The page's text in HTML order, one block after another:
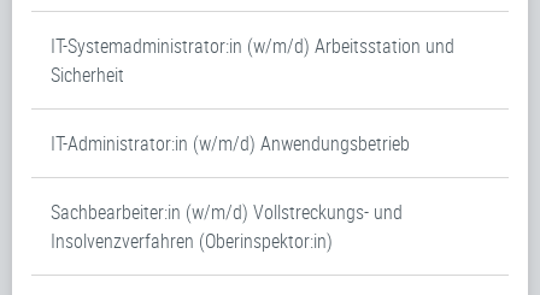
IT-Systemadministrator:in (w/m/d) Arbeitsstation und
Sicherheit
IT-Administrator:in (w/m/d) Anwendungsbetrieb
Sachbearbeiter:in (w/m/d) Vollstreckungs- und
Insolvenzverfahren (Oberinspektor:in)